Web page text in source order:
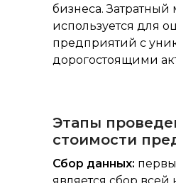
бизнеса. Затратный
используется для
предприятий с
дорогостоящими
Сбор данных:
Этапы
стоимости